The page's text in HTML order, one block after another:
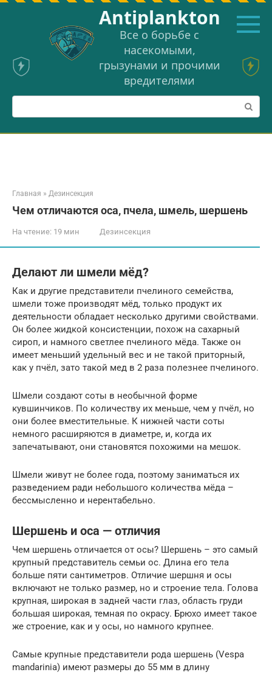
Перейти
Аntiplankton
Все о борьбе с
насекомыми,
грызунами и прочими
вредителями
Поиск:
Главная » Дезинсекция
Чем отличаются оса, пчела, шмель, шершень
На чтение: 19 мин Дезинсекция
Делают ли шмели мёд?
Как и другие представители пчелиного семейства,
шмели тоже производят мёд, только продукт их
деятельности обладает несколько другими свойствами.
Он более жидкой консистенции, похож на сахарный
сироп, и намного светлее пчелиного мёда. Также он
имеет меньший удельный вес и не такой приторный,
как у пчёл, зато такой мед в 2 раза полезнее пчелиного.
Шмели создают соты в необычной форме
кувшинчиков. По количеству их меньше, чем у пчёл, но
они более вместительные. К нижней части соты
немного расширяются в диаметре, и, когда их
запечатывают, они становятся похожими на мешок.
Шмели живут не более года, поэтому заниматься их
разведением ради небольшого количества мёда –
бессмысленно и нерентабельно.
Шершень и оса — отличия
Чем шершень отличается от осы? Шершень – это самый
крупный представитель семьи ос. Длина его тела
больше пяти сантиметров. Отличие шершня и осы
включают не только размер, но и строение тела. Голова
крупная, широкая в задней части глаз, область груди
большая широкая, темная по окрасу. Брюхо имеет такое
же строение, как и у осы, но намного крупнее.
Самые крупные представители рода шершень (Vespa
mandarinia) имеют размеры до 55 мм в длину